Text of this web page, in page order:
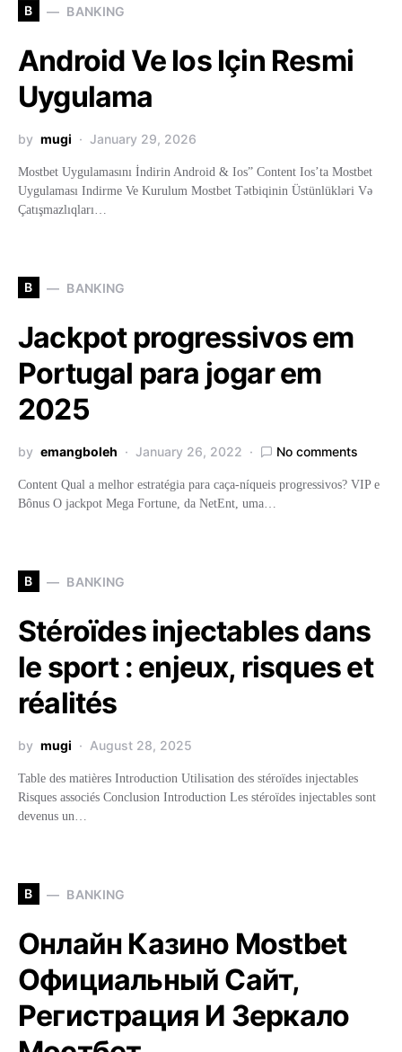
B BANKING
Android Ve Ios Için Resmi
Uygulama
by mugi January 29, 2026
Mostbet Uygulamasını İndirin Android & Ios” Content Ios’ta Mostbet
Uygulaması Indirme Ve Kurulum Mostbet Tətbiqinin Üstünlükləri Və
Çatışmazlıqları…
B BANKING
Jackpot progressivos em
Portugal para jogar em
2025
by emangboleh January 26, 2022 No comments
Content Qual a melhor estratégia para caça-níqueis progressivos? VIP e
Bônus O jackpot Mega Fortune, da NetEnt, uma…
B BANKING
Stéroïdes injectables dans
le sport : enjeux, risques et
réalités
by mugi August 28, 2025
Table des matières Introduction Utilisation des stéroïdes injectables
Risques associés Conclusion Introduction Les stéroïdes injectables sont
devenus un…
B BANKING
Онлайн Казино Mostbet
Официальный Сайт,
Регистрация И Зеркало